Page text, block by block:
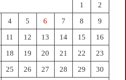
1 2
4 5 6 7 8 9
11 12 13 14 15 16
18 19 20 21 22 23
25 26 27 28 29 30